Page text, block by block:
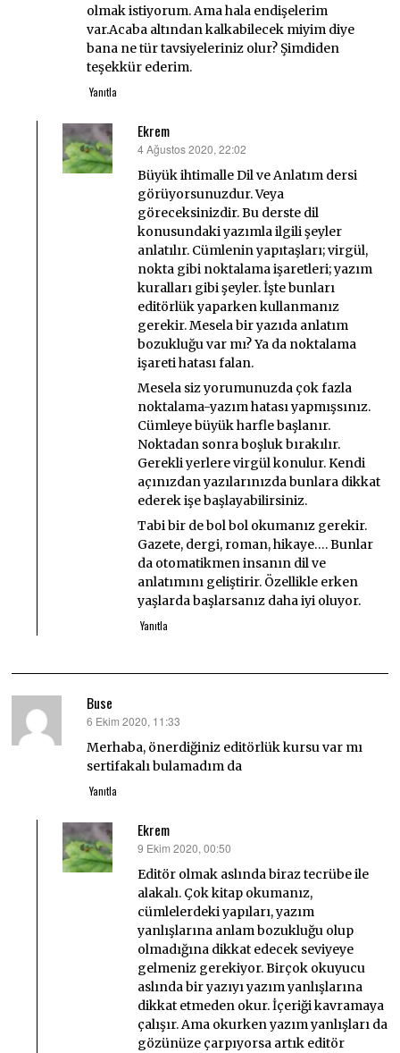
olmak istiyorum. Ama hala endişelerim
var.Acaba altından kalkabilecek miyim diye
bana ne tür tavsiyeleriniz olur? Şimdiden
teşekkür ederim.
Yanıtla
Ekrem
dedi
ki:
4 Ağustos 2020, 22:02
Büyük ihtimalle Dil ve Anlatım dersi
görüyorsunuzdur. Veya
göreceksinizdir. Bu derste dil
konusundaki yazımla ilgili şeyler
anlatılır. Cümlenin yapıtaşları; virgül,
nokta gibi noktalama işaretleri; yazım
kuralları gibi şeyler. İşte bunları
editörlük yaparken kullanmanız
gerekir. Mesela bir yazıda anlatım
bozukluğu var mı? Ya da noktalama
işareti hatası falan.
Mesela siz yorumunuzda çok fazla
noktalama-yazım hatası yapmışsınız.
Cümleye büyük harfle başlanır.
Noktadan sonra boşluk bırakılır.
Gerekli yerlere virgül konulur. Kendi
açınızdan yazılarınızda bunlara dikkat
ederek işe başlayabilirsiniz.
Tabi bir de bol bol okumanız gerekir.
Gazete, dergi, roman, hikaye…. Bunlar
da otomatikmen insanın dil ve
anlatımını geliştirir. Özellikle erken
yaşlarda başlarsanız daha iyi oluyor.
Yanıtla
Buse
dedi
ki:
6 Ekim 2020, 11:33
Merhaba, önerdiğiniz editörlük kursu var mı
sertifakalı bulamadım da
Yanıtla
Ekrem
dedi
ki:
9 Ekim 2020, 00:50
Editör olmak aslında biraz tecrübe ile
alakalı. Çok kitap okumanız,
cümlelerdeki yapıları, yazım
yanlışlarına anlam bozukluğu olup
olmadığına dikkat edecek seviyeye
gelmeniz gerekiyor. Birçok okuyucu
aslında bir yazıyı yazım yanlışlarına
dikkat etmeden okur. İçeriği kavramaya
çalışır. Ama okurken yazım yanlışları da
gözünüze çarpıyorsa artık editör